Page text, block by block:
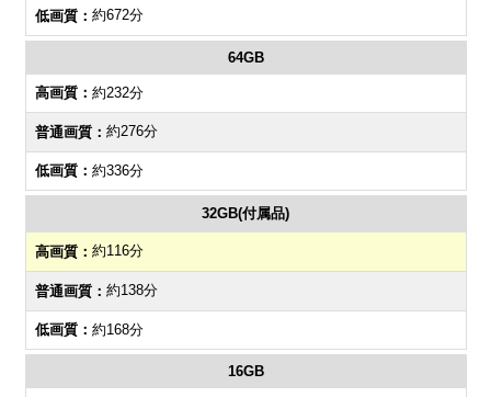
約672分
64GB
約232分
約276分
約336分
32GB(付属品)
約116分
約138分
約168分
16GB